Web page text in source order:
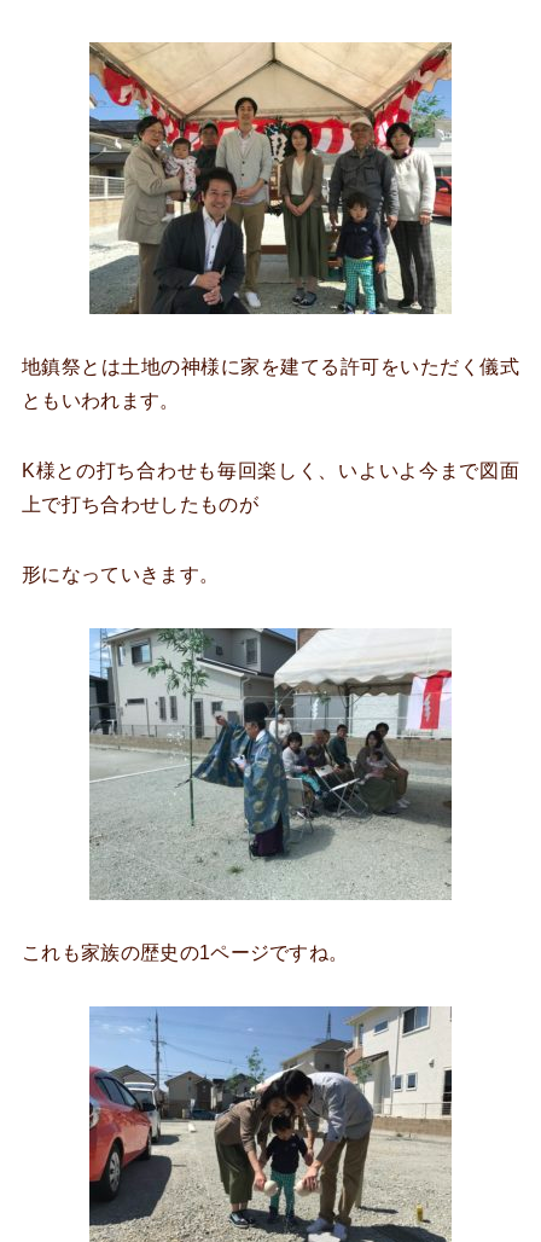
地鎮祭とは土地の神様に家を建てる許可をいただく儀式
ともいわれます。
K様との打ち合わせも毎回楽しく、いよいよ今まで図面
上で打ち合わせしたものが
形になっていきます。
これも家族の歴史の1ページですね。